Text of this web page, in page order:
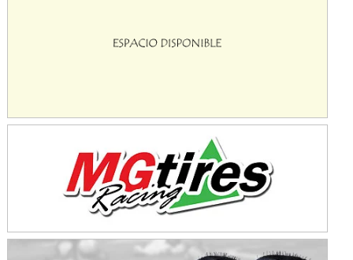
Avellaneda (Santa Fe)
SUR SANTAFESINO - F4
José Samuel Sánchez (Tierra)
Rufino (Santa Fe)
TUCUMANO - F5
El Timbó (Tucumán)